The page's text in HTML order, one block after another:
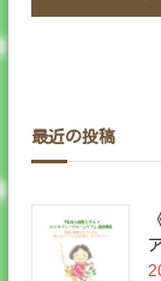
最近の投稿